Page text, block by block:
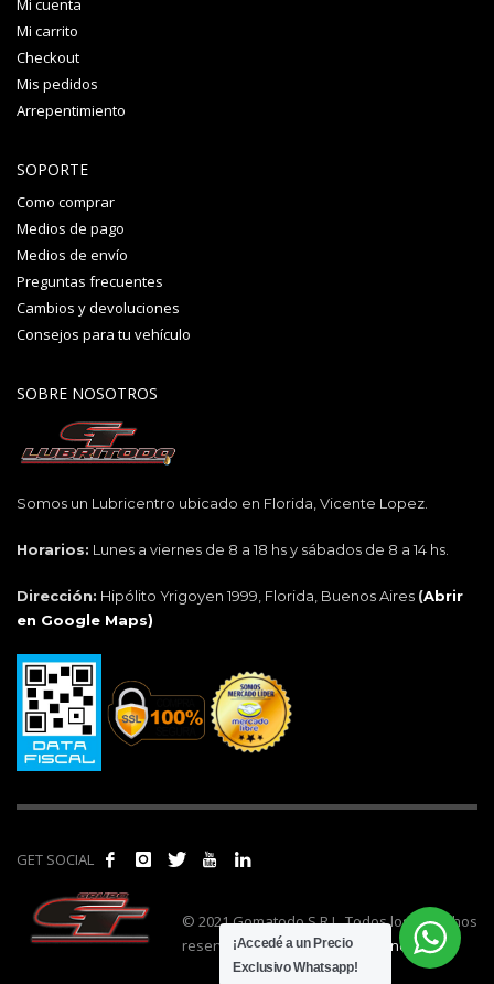
Mi cuenta
Mi carrito
Checkout
Mis pedidos
Arrepentimiento
SOPORTE
Como comprar
Medios de pago
Medios de envío
Preguntas frecuentes
Cambios y devoluciones
Consejos para tu vehículo
SOBRE NOSOTROS
Somos un Lubricentro ubicado en Florida, Vicente Lopez.
Horarios: Lunes a viernes de 8 a 18 hs y sábados de 8 a 14 hs.
Dirección: Hipólito Yrigoyen 1999, Florida, Buenos Aires (Abrir
en Google Maps)
GET SOCIAL
© 2021 Gomatodo S.R.L. Todos los derechos
reservados. | Realizado por
cónclave.
¡Accedé a un Precio
Exclusivo Whatsapp!